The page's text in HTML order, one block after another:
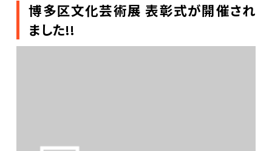
博多区文化芸術展 表彰式が開催され
ました!!